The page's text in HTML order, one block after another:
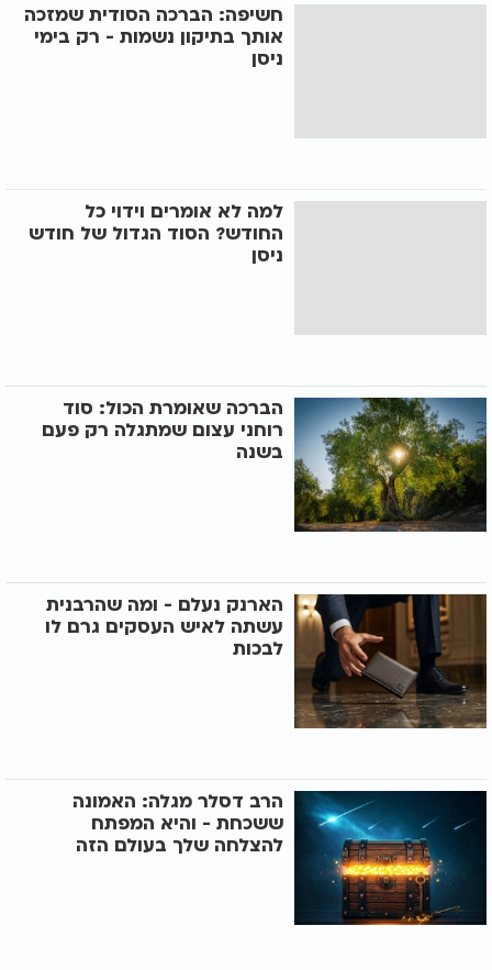
חשיפה: הברכה הסודית שמזכה
אותך בתיקון נשמות - רק בימי
ניסן
למה לא אומרים וידוי כל
החודש? הסוד הגדול של חודש
ניסן
הברכה שאומרת הכול: סוד
רוחני עצום שמתגלה רק פעם
בשנה
הארנק נעלם - ומה שהרבנית
עשתה לאיש העסקים גרם לו
לבכות
הרב דסלר מגלה: האמונה
ששכחת - והיא המפתח
להצלחה שלך בעולם הזה